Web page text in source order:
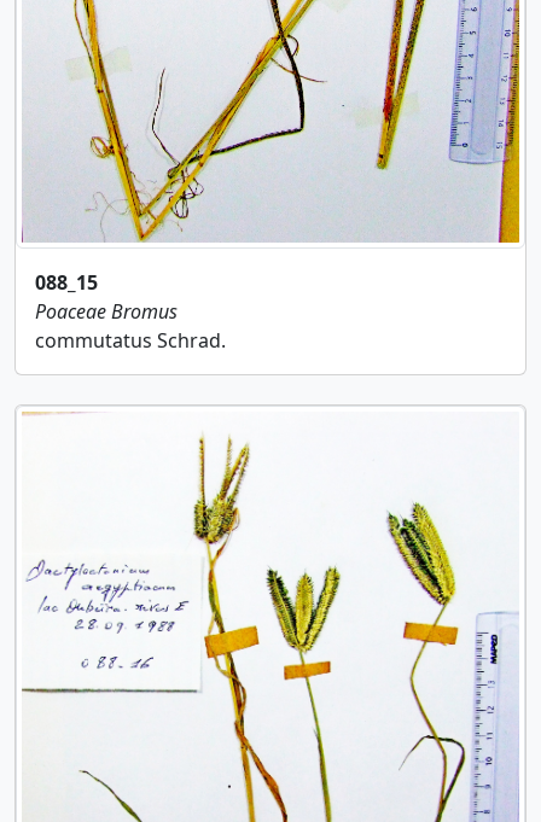
088_15
PoaceaeBromus
commutatus Schrad.